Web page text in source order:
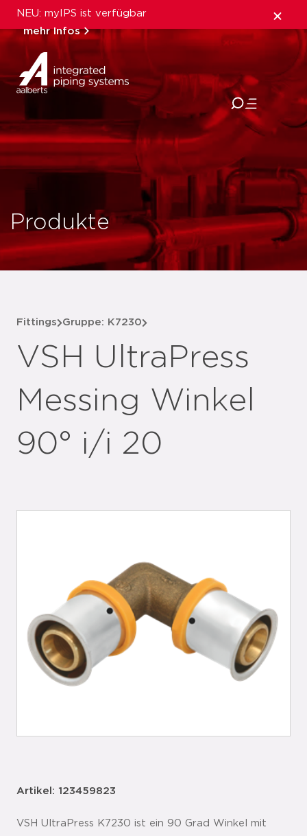
NEU: myIPS ist verfügbar
mehr Infos
schließen
Produkte
Fittings Gruppe: K7230
VSH UltraPress
Messing Winkel
90° i/i 20
Artikel: 123459823
VSH UltraPress K7230 ist ein 90 Grad Winkel mit